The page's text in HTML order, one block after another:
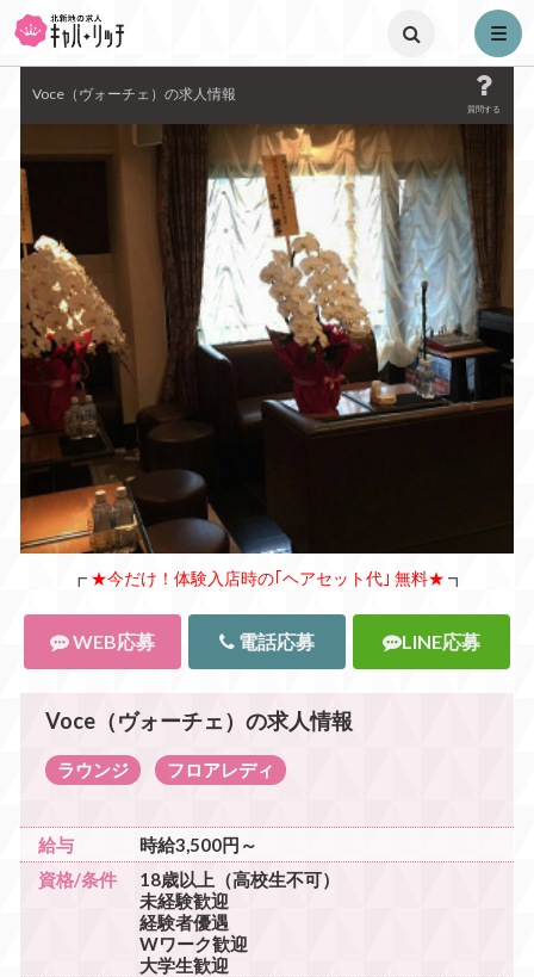
toggle menu
Voce（ヴォーチェ）の求人情報
質問する
┏ ★今だけ！体験入店時の｢ヘアセット代｣ 無料★ ┓
WEB応募 電話応募 LINE応募
Voce（ヴォーチェ）の求人情報
ラウンジ フロアレディ
給与
時給3,500円～
資格/条件
18歳以上（高校生不可）
未経験歓迎
経験者優遇
Wワーク歓迎
大学生歓迎